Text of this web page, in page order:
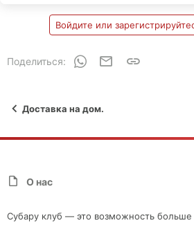
Войдите или
Поделиться: WhatsAppЭлектронная
Доставка на дом.
О нас
Субару клуб — это возможность